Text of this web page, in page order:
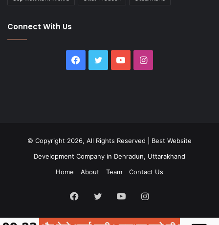
Connect With Us
Facebook
Twitter YouTubeInstagram
© Copyright 2026, All Rights Reserved | Best Website
Development Company in Dehradun, Uttarakhand
Home
About Team Contact Us
Facebook
Twitter YouTubeInstagram